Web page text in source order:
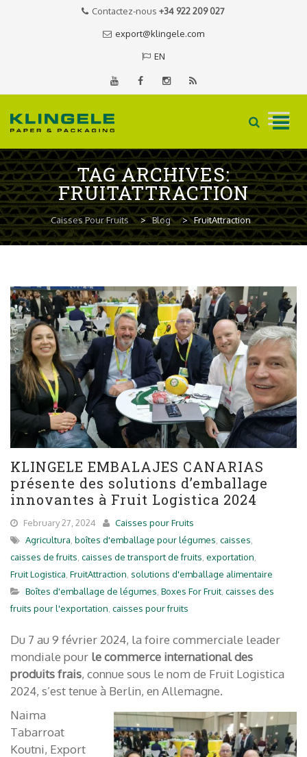
Contactez-nous +34 922 209 027
export@klingele.com
EN
Skip
to
content
TAG ARCHIVES:
FRUITATTRACTION
Caisses Pour Fruits > Blog > FruitAttraction
KLINGELE EMBALAJES CANARIAS
présente des solutions d’emballage
innovantes à Fruit Logistica 2024
February 27, 2024
Caisses pour Fruits
Agricultura boîtes d'emballage pour légumes caisses
caisses de fruits caisses de transport de fruits exportation
Fruit Logistica FruitAttraction solutions d'emballage alimentaire
Boîtes d'emballage de légumes Boxes For Fruit caisses des
fruits pour l'exportation caisses pour fruits
Du 7 au 9 février 2024, la foire commerciale leader
mondiale pour le commerce international des
produits frais, connue sous le nom de Fruit Logistica
2024, s’est tenue à Berlin, en Allemagne.
Naima
Tabarroat
Koutni, Export